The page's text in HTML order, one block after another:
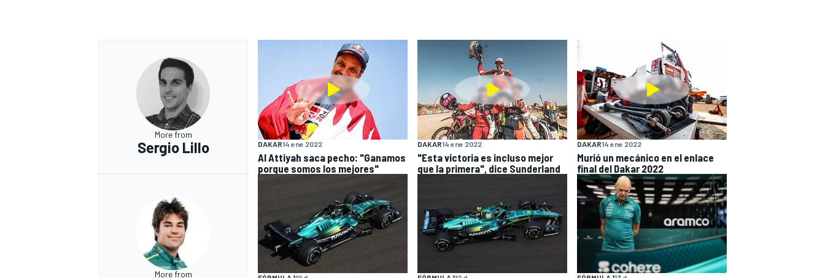
More from
Sergio Lillo DAKAR14 ene 2022
Al Attiyah saca pecho: "Ganamos
porque somos los mejores"
DAKAR14 ene 2022
"Esta victoria es incluso mejor
que la primera", dice Sunderland
DAKAR14 ene 2022
Murió un mecánico en el enlace
final del Dakar 2022
More from